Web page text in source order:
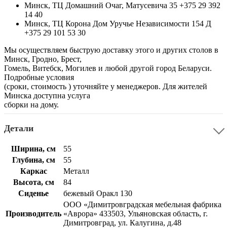
Минск, ТЦ Домашний Очаг, Матусевича 35 +375 29 392
14 40
Минск, ТЦ Корона Дом Уручье Независимости 154 Д
+375 29 101 53 30
Мы осуществляем быструю доставку этого и других столов в
Минск, Гродно, Брест,
Гомель, Витебск, Могилев и любой другой город Беларуси.
Подробные условия
(сроки, стоимость ) уточняйте у менеджеров. Для жителей
Минска доступна услуга
сборки на дому.
Детали
Ширина, см
55
Глубина, см
55
Каркас
Металл
Высота, см
84
Сиденье
бежевый Оракл 130
Производитель
ООО «Димитровградская мебельная фабрика
«Аврора» 433503, Ульяновская область, г.
Димитровград, ул. Калугина, д.48